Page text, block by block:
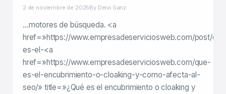
2 de noviembre de 2025By Deivi Sanz
…motores de búsqueda. <a
href=»https://www.empresadeserviciosweb.com/post/
es-el-<a
href=»https://www.empresadeserviciosweb.com/que-
es-el-encubrimiento-o-cloaking-y-como-afecta-al-
seo/» title=»¿Qué es el encubrimiento o cloaking y